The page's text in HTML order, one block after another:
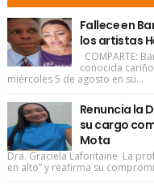
Fallece en
los artistas
COMPARTE:
conocida
miércoles 5 de agosto en su...
Renuncia la
su cargo
Mota
Dra. Graciela Lafontaine La
en alto” y reafirma su